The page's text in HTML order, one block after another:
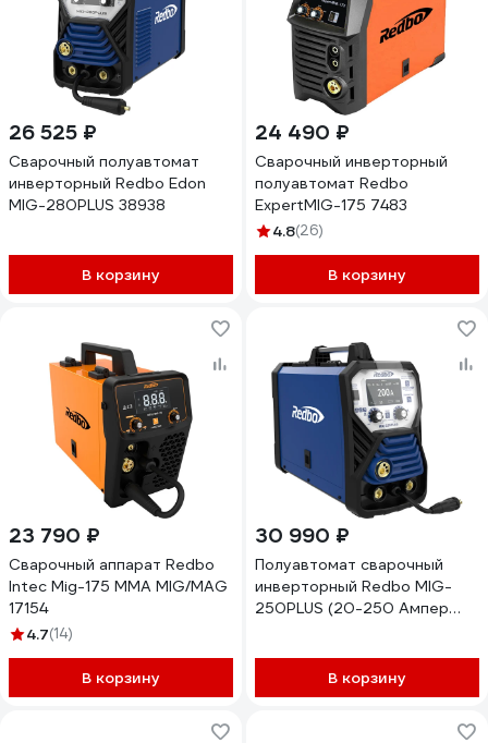
26 525 ₽
Сварочный полуавтомат
инверторный Redbo Edon
MIG-280PLUS 38938
В корзину
24 490 ₽
Сварочный инверторный
полуавтомат Redbo
ExpertMIG-175 7483
4.8(26)
В корзину
23 790 ₽
Сварочный аппарат Redbo
Intec Mig-175 MMA MIG/MAG
17154
4.7(14)
В корзину
30 990 ₽
Полуавтомат сварочный
инверторный Redbo MIG-
250PLUS (20-250 Ампер
В корзину